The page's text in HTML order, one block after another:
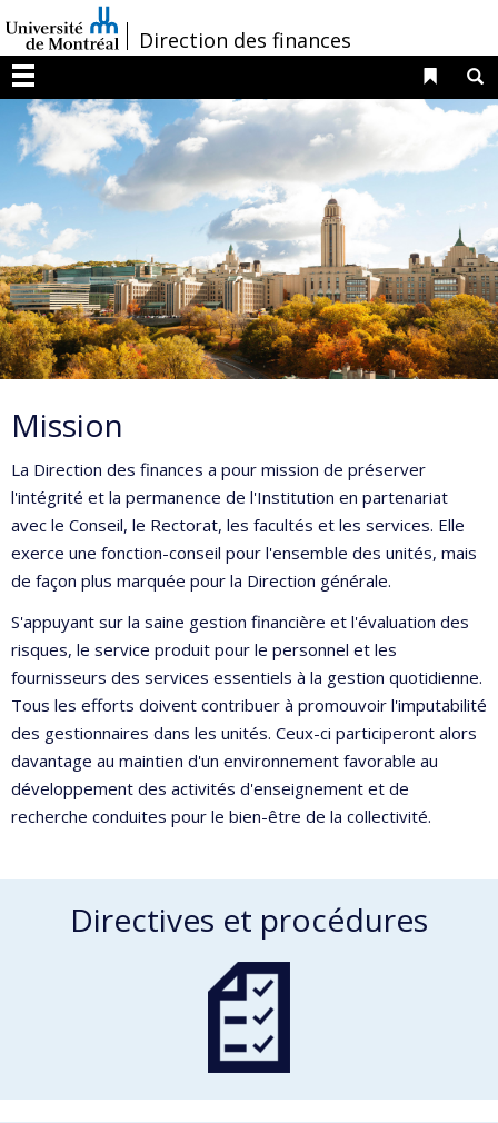
au
contenu
/Direction des finances
Menu
Liens
Mission
La Direction des finances a pour mission de préserver
l'intégrité et la permanence de l'Institution en partenariat
avec le Conseil, le Rectorat, les facultés et les services. Elle
exerce une fonction-conseil pour l'ensemble des unités, mais
de façon plus marquée pour la Direction générale.
S'appuyant sur la saine gestion financière et l'évaluation des
risques, le service produit pour le personnel et les
fournisseurs des services essentiels à la gestion quotidienne.
Tous les efforts doivent contribuer à promouvoir l'imputabilité
des gestionnaires dans les unités. Ceux-ci participeront alors
davantage au maintien d'un environnement favorable au
développement des activités d'enseignement et de
recherche conduites pour le bien-être de la collectivité.
Directives et procédures